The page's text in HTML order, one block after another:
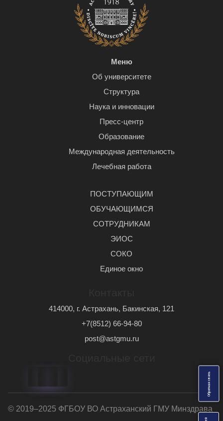
О
б
р
а
т
н
а
я
с
в
я
з
ь
Меню
Об университете
Структура
Наука и инновации
Пресс-центр
Образование
Международная деятельность
Лечебная работа
ПОСТУПАЮЩИМ
ОБУЧАЮЩИМСЯ
СОТРУДНИКАМ
ЭИОС
СОКО
Единое окно
414000, г. Астрахань, Бакинская, 121
+7(8512) 66-94-80
post@astgmu.ru
© 2019–2025 ФГБОУ ВО Астраханский ГМУ Минздрава